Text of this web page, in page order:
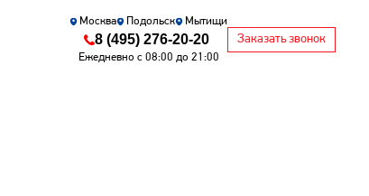
Москва Подольск Мытищи
8 (495) 276-20-20
Ежедневно с 08:00 до 21:00
Заказать звонок